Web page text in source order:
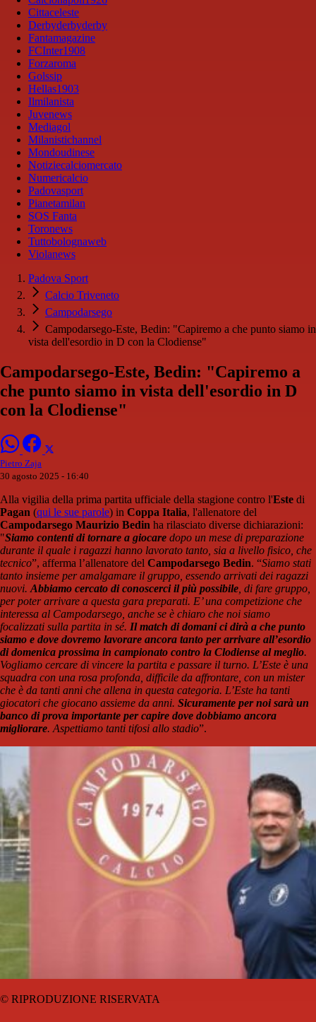
Cittaceleste
Derbyderbyderby
Fantamagazine
FCInter1908
Forzaroma
Golssip
Hellas1903
Ilmilanista
Juvenews
Mediagol
Milanistichannel
Mondoudinese
Notiziecalciomercato
Numericalcio
Padovasport
Pianetamilan
SOS Fanta
Toronews
Tuttobolognaweb
Violanews
Padova Sport
Calcio Triveneto
Campodarsego
Campodarsego-Este, Bedin: "Capiremo a che punto siamo in
vista dell'esordio in D con la Clodiense"
Campodarsego-Este, Bedin: "Capiremo a
che punto siamo in vista dell'esordio in D
con la Clodiense"
Pietro Zaja
30 agosto 2025 - 16:40
Alla vigilia della prima partita ufficiale della stagione contro l'Este di
Pagan (qui le sue parole) in Coppa Italia, l'allenatore del
Campodarsego Maurizio Bedin ha rilasciato diverse dichiarazioni:
"Siamo contenti di tornare a giocare dopo un mese di preparazione
durante il quale i ragazzi hanno lavorato tanto, sia a livello fisico, che
tecnico”, afferma l’allenatore del Campodarsego Bedin. “Siamo stati
tanto insieme per amalgamare il gruppo, essendo arrivati dei ragazzi
nuovi. Abbiamo cercato di conoscerci il più possibile , di fare gruppo,
per poter arrivare a questa gara preparati. E’ una competizione che
interessa al Campodarsego, anche se è chiaro che noi siamo
focalizzati sulla partita in sé. Il match di domani ci dirà a che punto
siamo e dove dovremo lavorare ancora tanto per arrivare all’esordio
di domenica prossima in campionato contro la Clodiense al meglio.
Vogliamo cercare di vincere la partita e passare il turno. L’Este è una
squadra con una rosa profonda, difficile da affrontare, con un mister
che è da tanti anni che allena in questa categoria. L’Este ha tanti
giocatori che giocano assieme da anni. Sicuramente per noi sarà un
banco di prova importante per capire dove dobbiamo ancora
migliorare. Aspettiamo tanti tifosi allo stadio”.
© RIPRODUZIONE RISERVATA